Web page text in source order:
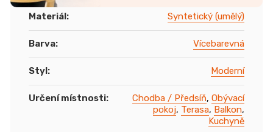
Materiál: Syntetický (umělý)
Barva: Vícebarevná
Styl: Moderní
Určení místnosti: Chodba / Předsíň, Obývací
pokoj, Terasa, Balkon,
Kuchyně